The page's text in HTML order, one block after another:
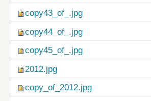
copy43_of_.jpg
copy44_of_.jpg
copy45_of_.jpg
2012.jpg
copy_of_2012.jpg